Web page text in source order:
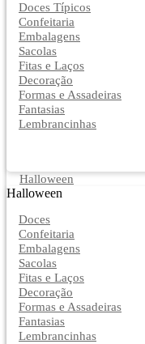
Doces Típicos
Confeitaria
Embalagens
Sacolas
Fitas e Laços
Decoração
Formas e Assadeiras
Fantasias
Lembrancinhas
Halloween
Halloween
Doces
Confeitaria
Embalagens
Sacolas
Fitas e Laços
Decoração
Formas e Assadeiras
Fantasias
Lembrancinhas